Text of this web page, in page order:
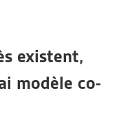
existent,
modèle co-